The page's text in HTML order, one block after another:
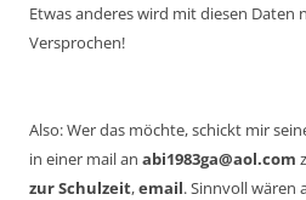
Etwas anderes wird mit diesen Daten
Versprochen!
Also: Wer das möchte, schickt mir
in einer mail an abi1983ga@aol.com
zur Schulzeit,email. Sinnvoll wären